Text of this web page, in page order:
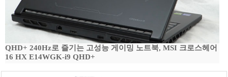
QHD+ 240Hz로 즐기는 고성능 게이밍 노트북, MSI 크로스헤어
16 HX E14WGK-i9 QHD+